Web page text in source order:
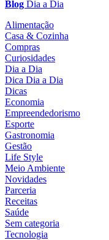
Blog Dia a Dia
Alimentação
Casa & Cozinha
Compras
Curiosidades
Dia a Dia
Dica Dia a Dia
Dicas
Economia
Empreendedorismo
Esporte
Gastronomia
Gestão
Life Style
Meio Ambiente
Novidades
Parceria
Receitas
Saúde
Sem categoria
Tecnologia